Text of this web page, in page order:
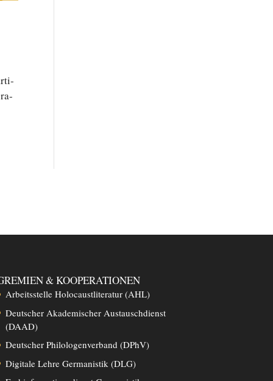
& KOOPERATIONEN
Arbeitsstelle Holocaustliteratur (AHL)
Deutscher Akademischer Austauschdienst
(DAAD)
Deutscher Philologenverband (DPhV)
Digitale Lehre Germanistik (DLG)